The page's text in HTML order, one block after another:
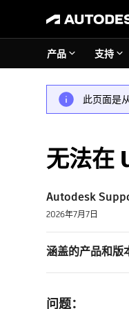
产品 支持
此页面是
无法在
Autodesk
2026年7月7日
涵盖的产品和版
问题：